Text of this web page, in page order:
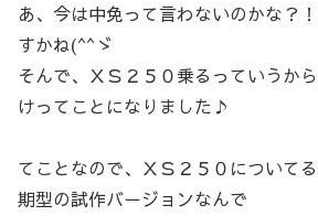
あ、今は中免って言わないのかな
すかね(^^ゞ
そんで、ＸＳ２５０乗るっていうか
けってことになりました♪
てことなので、ＸＳ２５０について
期型の試作バージョンなんで